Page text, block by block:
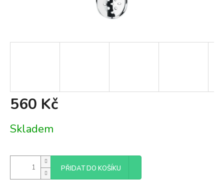
560 Kč
cena:
Skladem
PŘIDAT DO KOŠÍKU